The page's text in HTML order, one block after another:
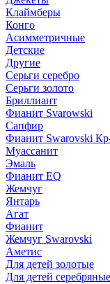
Клаймберы
Конго
Асимметричные
Детские
Другие
Серьги серебро
Серьги золото
Бриллиант
Фианит Svarowski
Сапфир
Фианит Swarovski
Муассанит
Эмаль
Фианит EQ
Жемчуг
Янтарь
Агат
Фианит
Жемчуг Swarovski
Аметис
Для детей золотые
Для детей серебряные